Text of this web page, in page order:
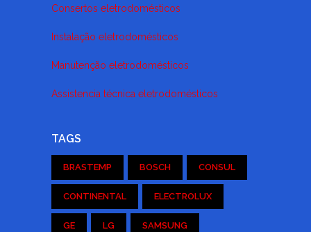
Consertos eletrodomésticos
Instalação eletrodomésticos
Manutenção eletrodomésticos
Assistencia técnica eletrodomésticos
TAGS
BRASTEMP BOSCH CONSUL
CONTINENTAL ELECTROLUX
GE LG SAMSUNG